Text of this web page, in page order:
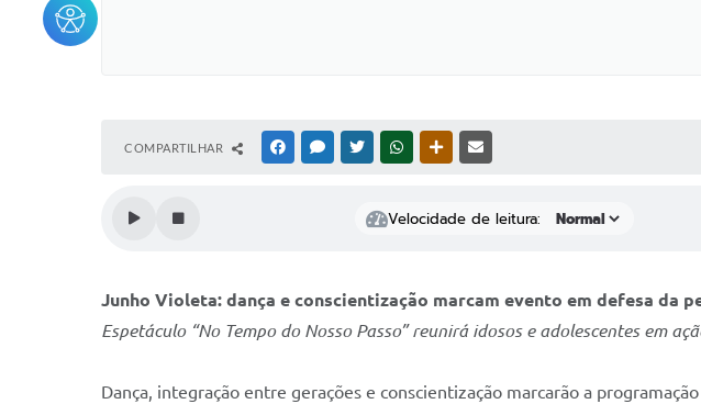
COMPARTILHAR FACEBOOKMESSENGER
TWITTERWHATSAPPOUTRAS MÍDIAS
Velocidade de leitura:
Junho Violeta: dança e conscientização marcam evento em defesa da
Espetáculo “No Tempo do Nosso Passo” reunirá idosos e adolescentes em
Dança, integração entre gerações e conscientização marcarão a